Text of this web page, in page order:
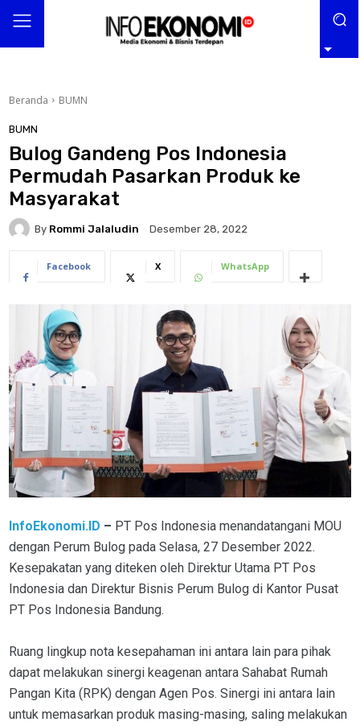
Beranda BUMN
BUMN
Bulog Gandeng Pos Indonesia
Permudah Pasarkan Produk ke
Masyarakat
By Rommi Jalaludin Desember 28, 2022
Facebook X WhatsApp
InfoEkonomi.ID – PT Pos Indonesia menandatangani MOU
dengan Perum Bulog pada Selasa, 27 Desember 2022.
Kesepakatan yang diteken oleh Direktur Utama PT Pos
Indonesia dan Direktur Bisnis Perum Bulog di Kantor Pusat
PT Pos Indonesia Bandung.
Ruang lingkup nota kesepahaman ini antara lain para pihak
dapat melakukan sinergi keagenan antara Sahabat Rumah
Pangan Kita (RPK) dengan Agen Pos. Sinergi ini antara lain
untuk memasarkan produk masing-masing, saling melakukan